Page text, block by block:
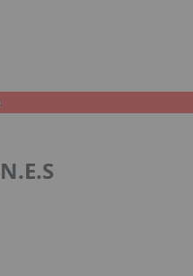
Jardin
lien. Appuyez sur la